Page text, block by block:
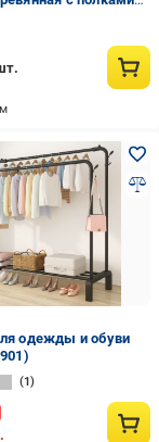
см
одежды и обуви
1